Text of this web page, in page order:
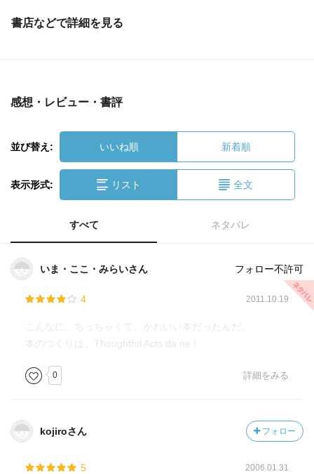
書店などで詳細を見る
感想・レビュー・書評
並び替え: いいね順 新着順
表示形式: リスト 全文
すべて ネタバレ
いま・ここ・みらいさん フォロー不許可
4 2011.10.19
こんなに、ちっちゃくて、かわいい本だったんだ。
本のつくりは、Thoughtful Acts da ne !
0 詳細をみる
kojiroさん フォロー
5 2006.01.31